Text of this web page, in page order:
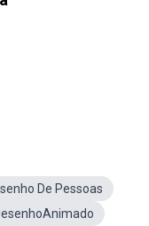
De Pessoas